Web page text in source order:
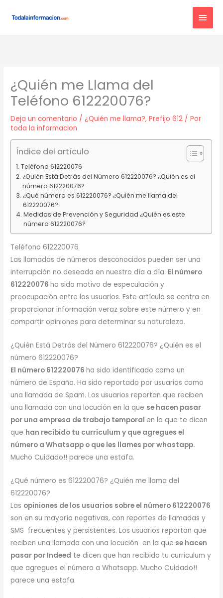
¿Quién me Llama del
Teléfono 612220076?
Deja un comentario /¿Quién me llama?,Prefijo 612 / Por
toda la informacion
Índice del artículo
Teléfono 612220076
¿Quién Está Detrás del Número 612220076? ¿Quién es el
número 612220076?
¿Qué número es 612220076? ¿Quién me llama del
612220076?
Medidas de Prevención y Seguridad ¿Quién es este
número 612220076?
Teléfono 612220076
Las llamadas de números desconocidos pueden ser una
interrupción no deseada en nuestro día a día. El número
612220076ha sido motivo de especulación y
preocupación entre los usuarios. Este artículo se centra en
proporcionar información veraz sobre este número y en
compartir opiniones para determinar su naturaleza.
¿Quién Está Detrás del Número 612220076? ¿Quién es el
número 612220076?
El número 612220076ha sido identificado como un
número de España. Ha sido reportado por usuarios como
una llamada de Spam. Los usuarios reportan que reciben
una llamada con una locución en la que se hacen pasar
por una empresa de trabajo temporal en la que te dicen
que han recibido tu curriculum y que agregues el
número a Whatsapp o que les llames por whastapp.
Mucho Cuidado!! parece una estafa.
¿Qué número es 612220076? ¿Quién me llama del
612220076?
Las opiniones de los usuarios sobre el número 612220076
son en su mayoría negativas, con reportes de llamadas y
SMS frecuentes y persistentes. Los usuarios reportan que
reciben una llamada con una locución en la que se hacen
pasar por Indeed te dicen que han recibido tu curriculum y
que agregues el número a Whatsapp. Mucho Cuidado!!
parece una estafa.